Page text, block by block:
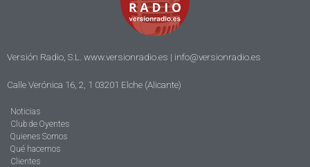
Versión Radio, S.L. www.versionradio.es | info@versionradio.es
Calle Verónica 16, 2, 1 03201 Elche (Alicante)
Noticias
Club de Oyentes
Quienes Somos
Qué hacemos
Clientes